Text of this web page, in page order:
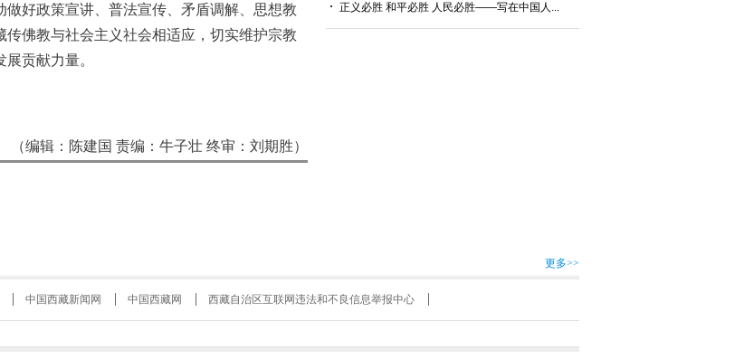
好政策宣讲、普法宣传、矛盾调解、思想教
佛教与社会主义社会相适应，切实维护宗教
贡献力量。
（编辑：陈建国 责编：牛子壮 终审：刘期胜）
正义必胜 和平必胜 人民必胜——写在中国人...
更多>>
中国西藏新闻网 中国西藏网 西藏自治区互联网违法和不良信息举报中心